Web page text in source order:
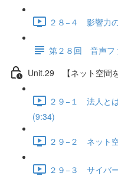
２８−４ 影響力
第２８回 音声フ
Unit.29 【ネット空間
２９−１ 法人と
(9:34)
２９−２ ネット
２９−３ サイバ